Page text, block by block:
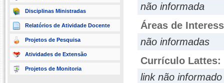
Disciplinas Ministradas
Relatórios de Atividade Docente
Projetos de Pesquisa
Atividades de Extensão
Projetos de Monitoria
não informada
Áreas de
não informadas
Currículo Lattes:
link não informado